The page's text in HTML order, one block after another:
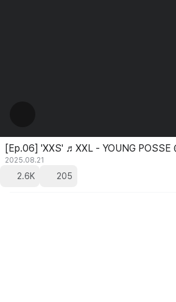
[Ep.06] 'XXS' ♬XXL - YOUNG POSSE
2025.08.21
2.6K 205